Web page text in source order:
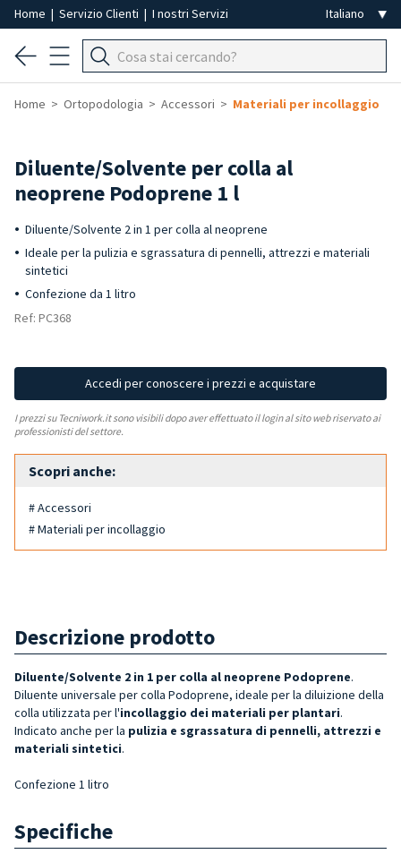
Home | Servizio Clienti | I nostri Servizi
Home Ortopodologia Accessori Materiali per incollaggio
Diluente/Solvente per colla al
neoprene Podoprene 1 l
Diluente/Solvente 2 in 1 per colla al neoprene
Ideale per la pulizia e sgrassatura di pennelli, attrezzi e materiali
sintetici
Confezione da 1 litro
Ref: PC368
Accedi per conoscere i prezzi e acquistare
I prezzi su Tecniwork.it sono visibili dopo aver effettuato il login al sito web riservato ai
professionisti del settore.
Scopri anche:
# Accessori
# Materiali per incollaggio
Descrizione prodotto
Diluente/Solvente 2 in 1 per colla al neoprene Podoprene.
Diluente universale per colla Podoprene, ideale per la diluizione della
colla utilizzata per l'incollaggio dei materiali per plantari.
Indicato anche per la pulizia e sgrassatura di pennelli, attrezzi e
materiali sintetici.
Confezione 1 litro
Specifiche